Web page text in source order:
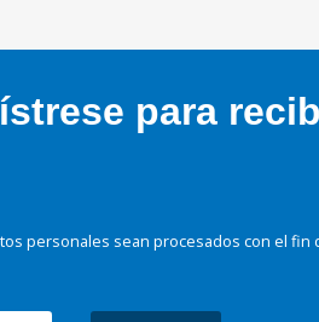
para
personales sean procesados con el